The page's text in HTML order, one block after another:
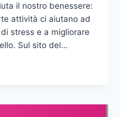
il nostro benessere:
attività ci aiutano ad
stress e a migliorare
Sul sito del…